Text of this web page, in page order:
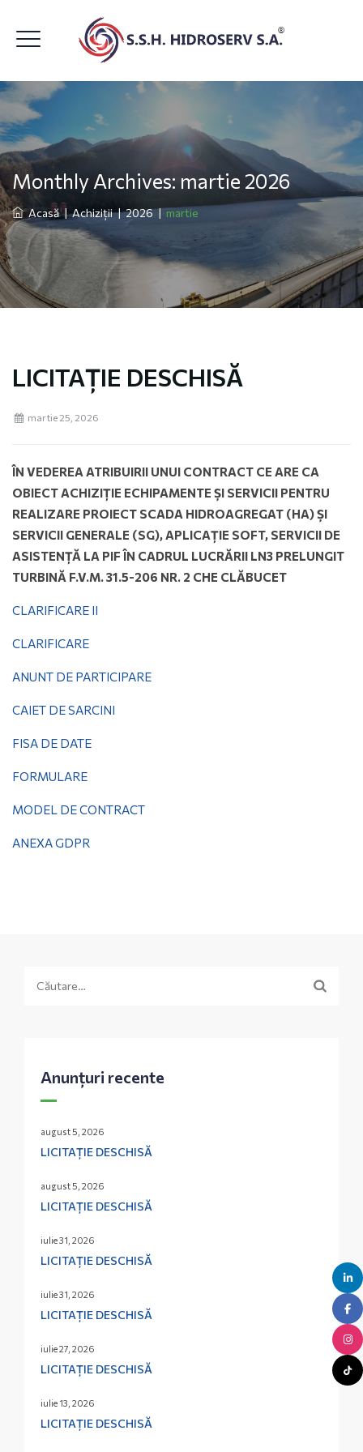
Monthly Archives: martie 2026
Acasă|Achiziții|2026|martie
LICITAȚIE DESCHISĂ
martie 25, 2026
ÎN VEDEREA ATRIBUIRII UNUI CONTRACT CE ARE CA
OBIECT ACHIZIȚIE ECHIPAMENTE ȘI SERVICII PENTRU
REALIZARE PROIECT SCADA HIDROAGREGAT (HA) ȘI
SERVICII GENERALE (SG), APLICAȚIE SOFT, SERVICII DE
ASISTENȚĂ LA PIF ÎN CADRUL LUCRĂRII LN3 PRELUNGIT
TURBINĂ F.V.M. 31.5-206 NR. 2 CHE CLĂBUCET
CLARIFICARE II
CLARIFICARE
ANUNT DE PARTICIPARE
CAIET DE SARCINI
FISA DE DATE
FORMULARE
MODEL DE CONTRACT
ANEXA GDPR
Anunțuri recente
august 5, 2026
LICITAȚIE DESCHISĂ
august 5, 2026
LICITAȚIE DESCHISĂ
iulie 31, 2026
LICITAȚIE DESCHISĂ
iulie 31, 2026
LICITAȚIE DESCHISĂ
iulie 27, 2026
LICITAȚIE DESCHISĂ
iulie 13, 2026
LICITAȚIE DESCHISĂ